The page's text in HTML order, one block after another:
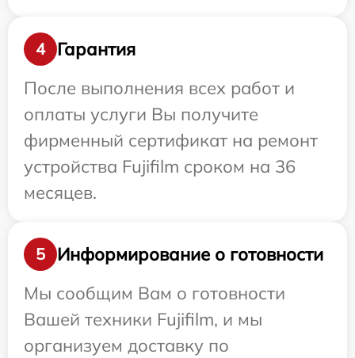
4
Гарантия
После выполнения всех работ и
оплаты услуги Вы получите
фирменный сертификат на ремонт
устройства Fujifilm сроком на 36
месяцев.
5
Информирование о готовности
Мы сообщим Вам о готовности
Вашей техники Fujifilm, и мы
организуем доставку по